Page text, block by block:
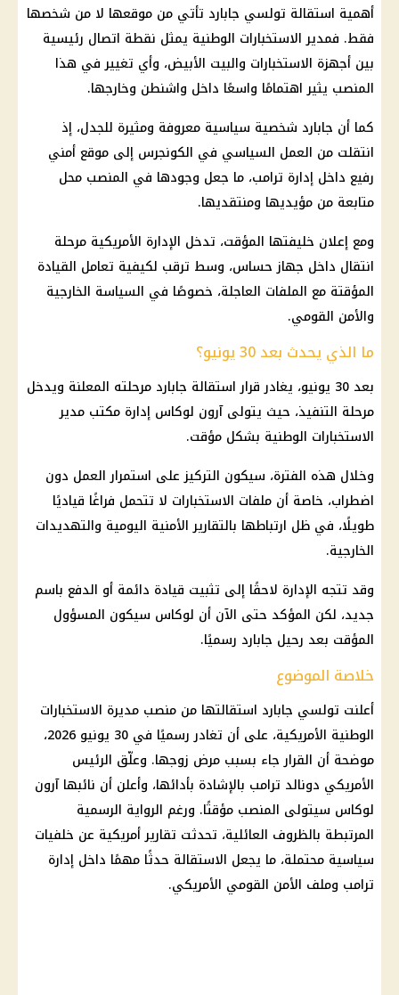
أهمية استقالة تولسي جابارد تأتي من موقعها لا من شخصها
فقط. فمدير الاستخبارات الوطنية يمثل نقطة اتصال رئيسية
بين أجهزة الاستخبارات والبيت الأبيض، وأي تغيير في هذا
المنصب يثير اهتمامًا واسعًا داخل واشنطن وخارجها.
كما أن جابارد شخصية سياسية معروفة ومثيرة للجدل، إذ
انتقلت من العمل السياسي في الكونجرس إلى موقع أمني
رفيع داخل إدارة ترامب، ما جعل وجودها في المنصب محل
متابعة من مؤيديها ومنتقديها.
ومع إعلان خليفتها المؤقت، تدخل الإدارة الأمريكية مرحلة
انتقال داخل جهاز حساس، وسط ترقب لكيفية تعامل القيادة
المؤقتة مع الملفات العاجلة، خصوصًا في السياسة الخارجية
والأمن القومي.
ما الذي يحدث بعد 30 يونيو؟
بعد 30 يونيو، يغادر قرار استقالة جابارد مرحلته المعلنة ويدخل
مرحلة التنفيذ، حيث يتولى آرون لوكاس إدارة مكتب مدير
الاستخبارات الوطنية بشكل مؤقت.
وخلال هذه الفترة، سيكون التركيز على استمرار العمل دون
اضطراب، خاصة أن ملفات الاستخبارات لا تتحمل فراغًا قياديًا
طويلًا، في ظل ارتباطها بالتقارير الأمنية اليومية والتهديدات
الخارجية.
وقد تتجه الإدارة لاحقًا إلى تثبيت قيادة دائمة أو الدفع باسم
جديد، لكن المؤكد حتى الآن أن لوكاس سيكون المسؤول
المؤقت بعد رحيل جابارد رسميًا.
خلاصة الموضوع
أعلنت تولسي جابارد استقالتها من منصب مديرة الاستخبارات
الوطنية الأمريكية، على أن تغادر رسميًا في 30 يونيو 2026،
موضحة أن القرار جاء بسبب مرض زوجها. وعلّق الرئيس
الأمريكي دونالد ترامب بالإشادة بأدائها، وأعلن أن نائبها آرون
لوكاس سيتولى المنصب مؤقتًا. ورغم الرواية الرسمية
المرتبطة بالظروف العائلية، تحدثت تقارير أمريكية عن خلفيات
سياسية محتملة، ما يجعل الاستقالة حدثًا مهمًا داخل إدارة
ترامب وملف الأمن القومي الأمريكي.